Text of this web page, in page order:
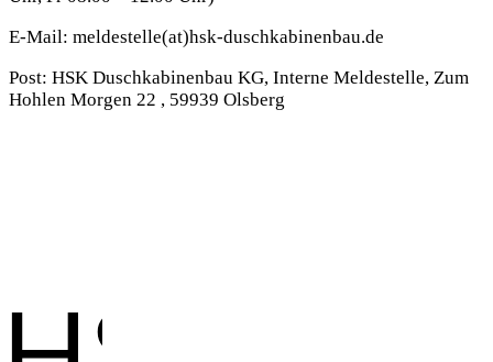
E-Mail: meldestelle(at)hsk-duschkabinenbau.de
Post: HSK Duschkabinenbau KG, Interne Meldestelle, Zum
Hohlen Morgen 22 , 59939 Olsberg